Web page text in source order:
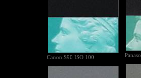
Canon S90 ISO 100